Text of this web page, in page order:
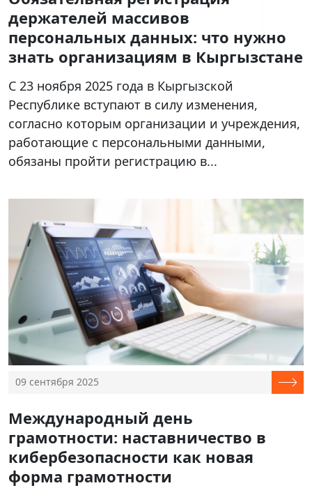
держателей массивов
персональных данных: что нужно
знать организациям в Кыргызстане
С 23 ноября 2025 года в Кыргызской
Республике вступают в силу изменения,
согласно которым организации и учреждения,
работающие с персональными данными,
обязаны пройти регистрацию в...
09 сентября 2025
Международный день
грамотности: наставничество в
кибербезопасности как новая
форма грамотности